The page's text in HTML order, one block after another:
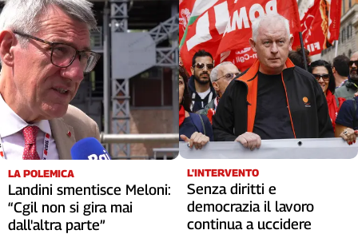
LA POLEMICA
Landini smentisce Meloni:
“Cgil non si gira mai
dall'altra parte”
L'INTERVENTO
Senza diritti e
democrazia il lavoro
continua a uccidere